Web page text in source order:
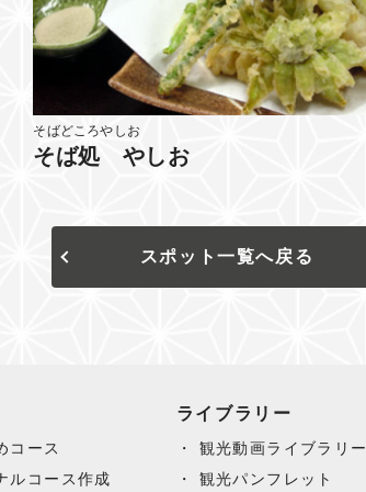
そばどころやしお
そば処 やしお
スポット一覧へ戻る
コース
ルコース作成
ライブラリー
観光動画ライブラリー
観光パンフレット